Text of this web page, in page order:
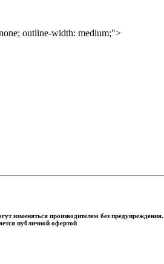
outline-width: medium;">
изменяться производителем без предупреждения.
публичной офертой